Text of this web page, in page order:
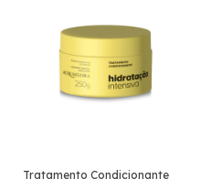
Tratamento Condicionante